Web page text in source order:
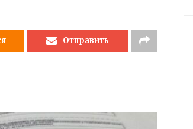
Отправить